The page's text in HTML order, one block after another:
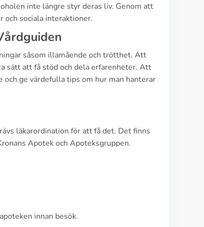
inte längre styr deras liv. Genom att
och sociala interaktioner.
såsom illamående och trötthet. Att
sätt att få stöd och dela erfarenheter. Att
och ge värdefulla tips om hur man hanterar
läkarordination för att få det. Det finns
Apotek och Apoteksgruppen.
innan besök.